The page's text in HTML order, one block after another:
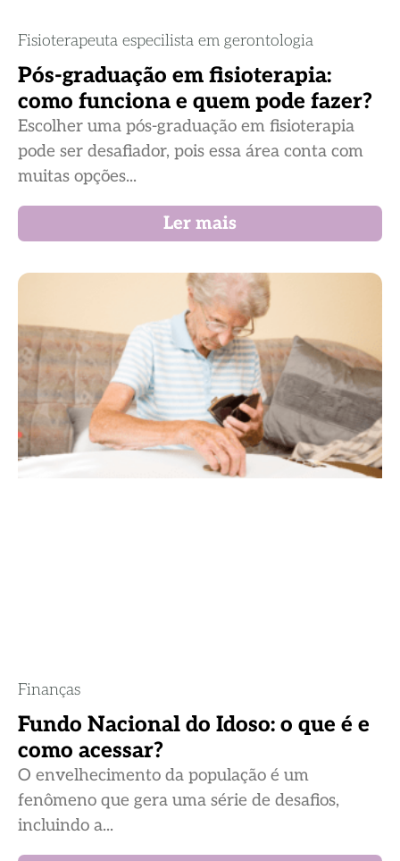
Fisioterapeuta especilista em gerontologia
Pós-graduação em fisioterapia:
como funciona e quem pode fazer?
Escolher uma pós-graduação em fisioterapia
pode ser desafiador, pois essa área conta com
muitas opções...
Ler mais
Finanças
Fundo Nacional do Idoso: o que é e
como acessar?
O envelhecimento da população é um
fenômeno que gera uma série de desafios,
incluindo a...